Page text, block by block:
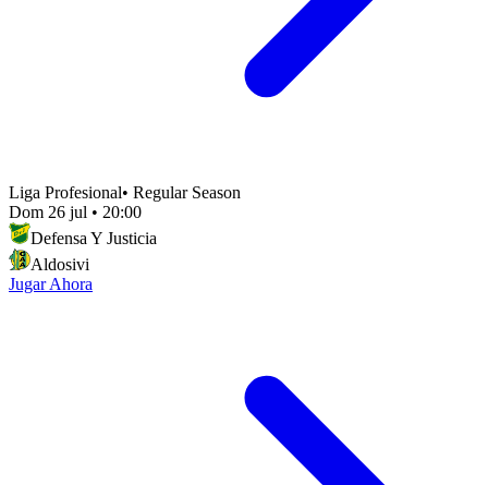
Liga Profesional• Regular Season
Dom 26 jul • 20:00
Defensa Y Justicia
Aldosivi
Jugar Ahora